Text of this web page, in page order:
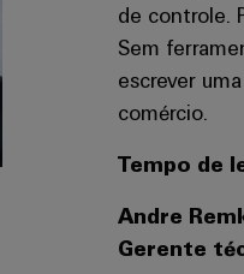
de controle.
Sem
escrever
comércio.
Tempo de
Andre
Gerente